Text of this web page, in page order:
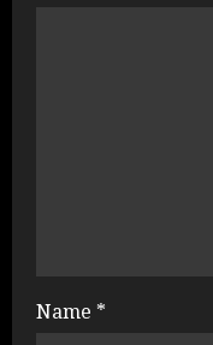
Name *